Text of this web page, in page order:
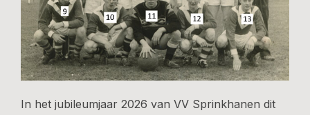
In het jubileumjaar 2026 van VV Sprinkhanen dit